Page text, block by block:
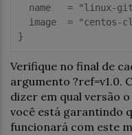
name   = "linux-
image  = "centos-
Verifique no final de
argumento ?ref=v1.0.
dizer em qual versão
você está garantindo
funcionará com este